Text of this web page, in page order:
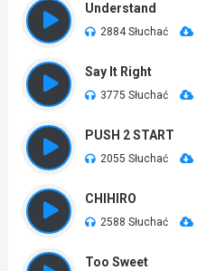
Understand
2884 Słuchać
Say It Right
3775 Słuchać
PUSH 2 START
2055 Słuchać
CHIHIRO
2588 Słuchać
Too Sweet